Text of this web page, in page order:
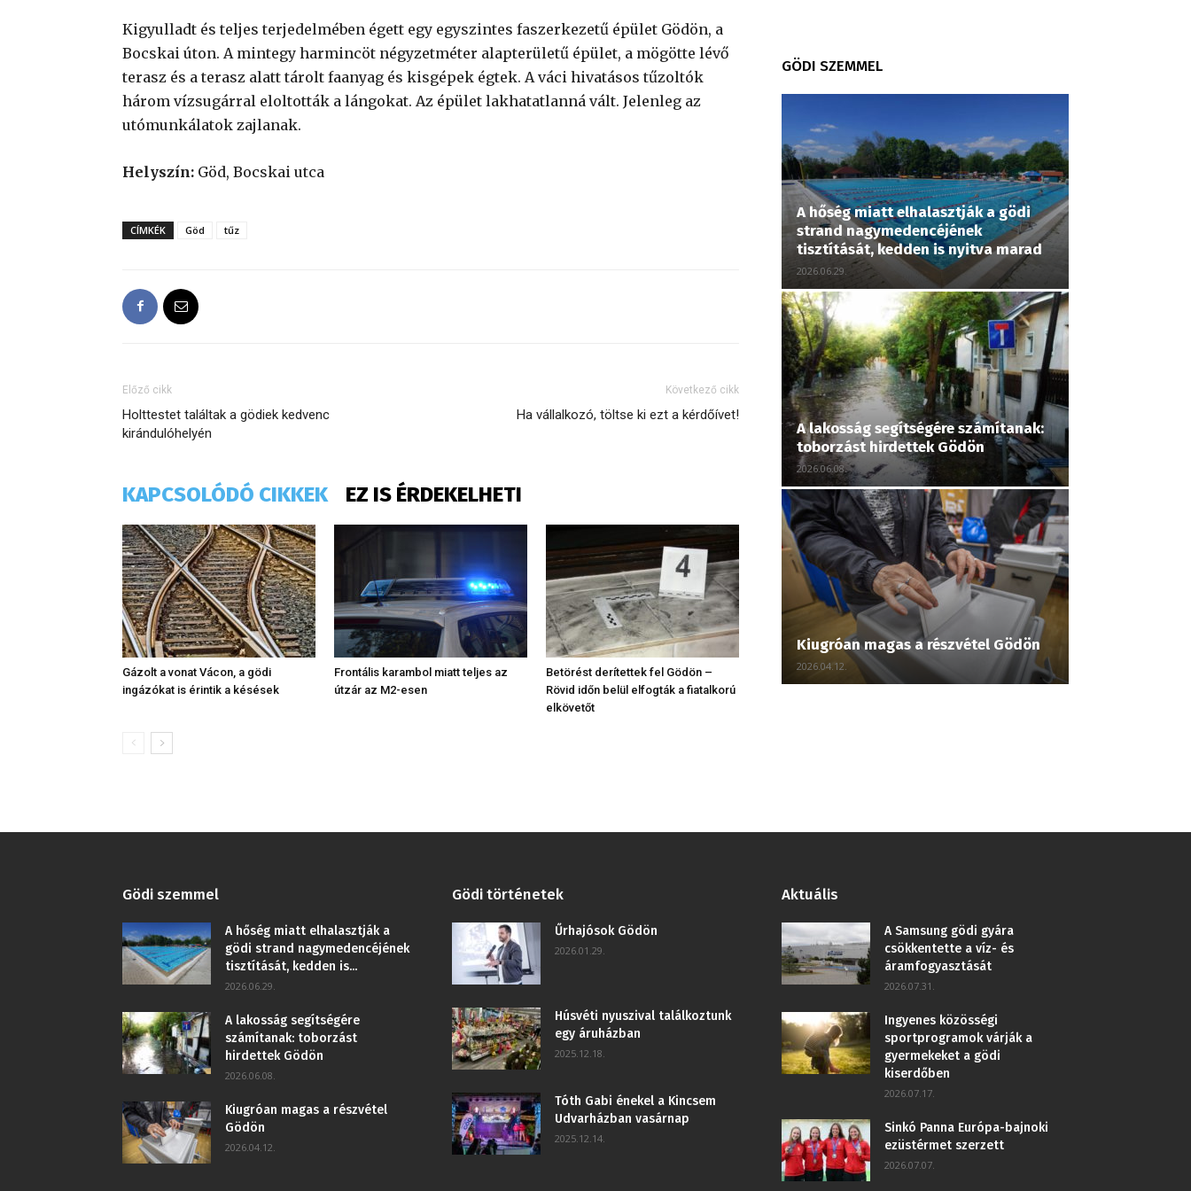
Kigyulladt és teljes terjedelmében égett egy egyszintes faszerkezetű épület Gödön, a
Bocskai úton. A mintegy harmincöt négyzetméter alapterületű épület, a mögötte lévő
terasz és a terasz alatt tárolt faanyag és kisgépek égtek. A váci hivatásos tűzoltók
három vízsugárral eloltották a lángokat. Az épület lakhatatlanná vált. Jelenleg az
utómunkálatok zajlanak.
Helyszín: Göd, Bocskai utca
CÍMKÉK Göd tűz
Előző cikk
Holttestet találtak a gödiek kedvenc
kirándulóhelyén
Következő cikk
Ha vállalkozó, töltse ki ezt a kérdőívet!
KAPCSOLÓDÓ CIKKEK EZ IS ÉRDEKELHETI
Gázolt a vonat Vácon, a gödi
ingázókat is érintik a késések
Frontális karambol miatt teljes az
útzár az M2-esen
Betörést derítettek fel Gödön –
Rövid időn belül elfogták a fiatalkorú
elkövetőt
GÖDI SZEMMEL
A hőség miatt elhalasztják a gödi
strand nagymedencéjének
tisztítását, kedden is nyitva marad
2026.06.29.
A lakosság segítségére számítanak:
toborzást hirdettek Gödön
2026.06.08.
Kiugróan magas a részvétel Gödön
2026.04.12.
Gödi szemmel
A hőség miatt elhalasztják a
gödi strand nagymedencéjének
tisztítását, kedden is...
2026.06.29.
A lakosság segítségére
számítanak: toborzást
hirdettek Gödön
2026.06.08.
Kiugróan magas a részvétel
Gödön
2026.04.12.
Gödi történetek
Űrhajósok Gödön
2026.01.29.
Húsvéti nyuszival találkoztunk
egy áruházban
2025.12.18.
Tóth Gabi énekel a Kincsem
Udvarházban vasárnap
2025.12.14.
Aktuális
A Samsung gödi gyára
csökkentette a víz- és
áramfogyasztását
2026.07.31.
Ingyenes közösségi
sportprogramok várják a
gyermekeket a gödi
kiserdőben
2026.07.17.
Sinkó Panna Európa-bajnoki
ezüstérmet szerzett
2026.07.07.